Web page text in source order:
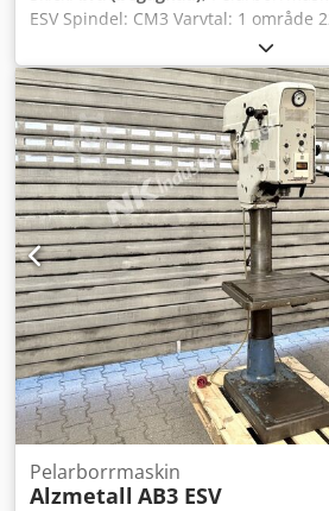
ESV Spindel: CM3 Varvtal: 1 område
område 800–2900 RPM Bordstorlek:
470 mm Spindelrörelse: 160 mm
Varvtalsreglering via remdrift
Automatisk matning Cedpfx Aszmxw
matningshastigheter: 0,006 - 0,12 -
Smörjpump Spänning: 380 V Bredd:
mm Total höjd: 1900 mm Vikt: ca 800
Pelarborrmaskin
Alzmetall AB3 ESV